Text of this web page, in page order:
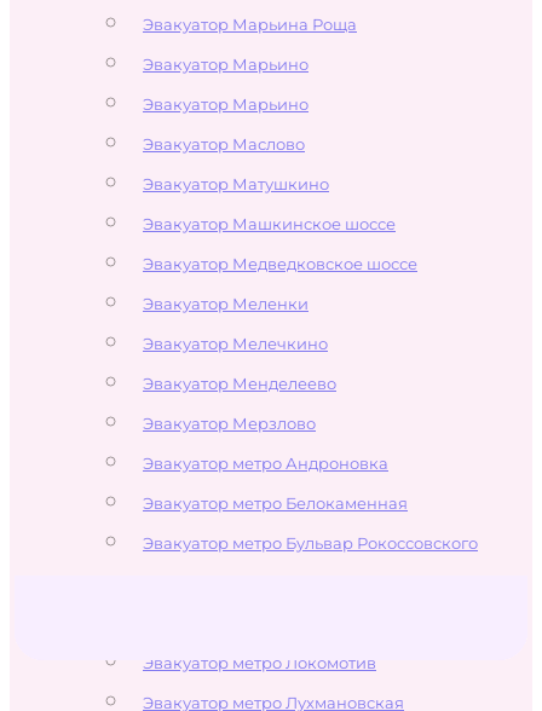
Эвакуатор Марьина Роща
Эвакуатор Марьино
Эвакуатор Марьино
Эвакуатор Маслово
Эвакуатор Матушкино
Эвакуатор Машкинское шоссе
Эвакуатор Медведковское шоссе
Эвакуатор Меленки
Эвакуатор Мелечкино
Эвакуатор Менделеево
Эвакуатор Мерзлово
Эвакуатор метро Андроновка
Эвакуатор метро Белокаменная
Эвакуатор метро Бульвар Рокоссовского
Эвакуатор метро Локомотив
Эвакуатор метро Лухмановская